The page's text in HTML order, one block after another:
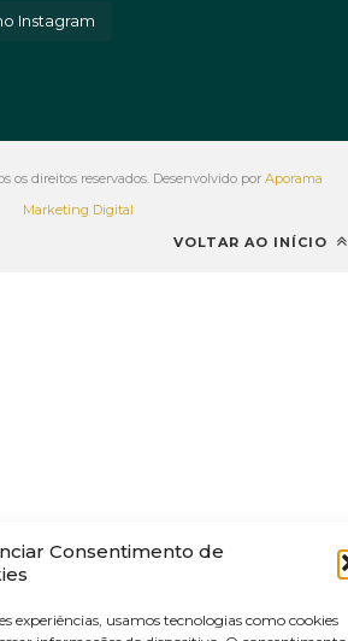
Consentimento de
experiências, usamos tecnologias como cookies
Instagram
os direitos reservados. Desenvolvido por Aporama
Marketing Digital
VOLTAR AO INÍCIO